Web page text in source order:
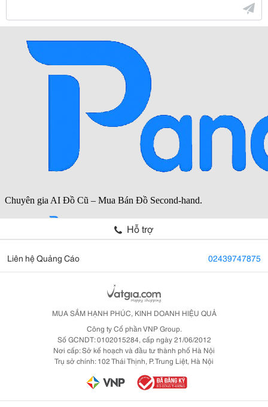
Hỗ trợ
Liên hệ Quảng Cáo 02439747875
MUA SẮM HẠNH PHÚC, KINH DOANH HIỆU QUẢ
Công ty Cổ phần VNP Group.
Số GCNDT: 0102015284, cấp ngày 21/06/2012
Nơi cấp: Sở kế hoạch và đầu tư thành phố Hà Nội
Trụ sở chính: 102 Thái Thịnh, P. Trung Liệt, Hà Nội